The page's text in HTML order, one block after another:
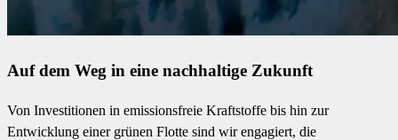
Auf dem Weg in eine nachhaltige Zukunft
Von Investitionen in emissionsfreie Kraftstoffe bis hin zur
Entwicklung einer grünen Flotte sind wir engagiert, die